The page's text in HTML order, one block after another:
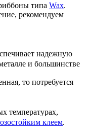
типа Wax.
рекомендуем
надежную
и большинстве
то потребуется
температурах,
клеем.